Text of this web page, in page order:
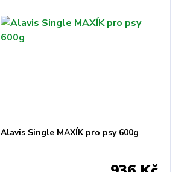
Alavis Single MAXÍK pro psy 600g